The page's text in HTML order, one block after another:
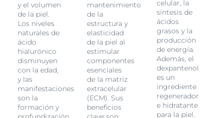
y el volumen
de la piel.
Los niveles
naturales de
ácido
hialurónico
disminuyen
con la edad,
y las
manifestaciones
son la
formación y
mantenimiento
de la
estructura y
elasticidad
de la piel al
estimular
componentes
esenciales
de la matriz
extracelular
(ECM). Sus
beneficios
celular, la
síntesis de
ácidos
grasos y la
producción
de energía.
Además, el
dexpantenol
es un
ingrediente
regenerador
e hidratante
para la piel.